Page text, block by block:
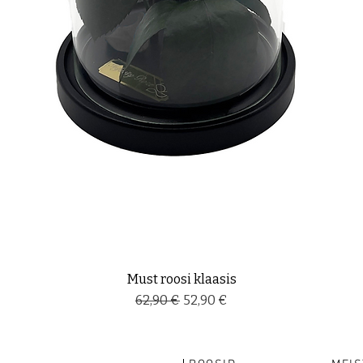
Must roosi klaasis
Regular Price
62,90 € Sale Price
52,90 €